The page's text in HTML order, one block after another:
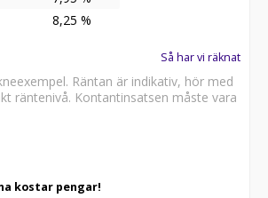
8,25 %
Så har vi räknat
Räntan är indikativ, hör med
räntenivå. Kontantinsatsen måste vara
kostar pengar!